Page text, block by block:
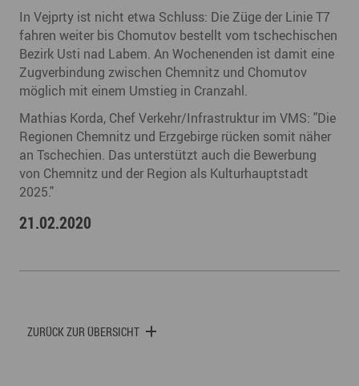
In Vejprty ist nicht etwa Schluss: Die Züge der Linie T7
fahren weiter bis Chomutov bestellt vom tschechischen
Bezirk Usti nad Labem. An Wochenenden ist damit eine
Zugverbindung zwischen Chemnitz und Chomutov
möglich mit einem Umstieg in Cranzahl.
Mathias Korda, Chef Verkehr/Infrastruktur im VMS: "Die
Regionen Chemnitz und Erzgebirge rücken somit näher
an Tschechien. Das unterstützt auch die Bewerbung
von Chemnitz und der Region als Kulturhauptstadt
2025."
21.02.2020
ZURÜCK ZUR ÜBERSICHT